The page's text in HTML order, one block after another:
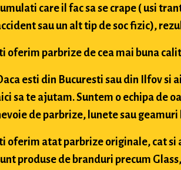
care il fac sa se crape ( usi
sau un alt tip de soc fizic),
oferim parbrize de cea mai buna
esti din Bucuresti sau din Ilfov si
sa te ajutam. Suntem o echipa de
de parbrize, lunete sau
oferim atat parbrize originale, cat
produse de branduri precum